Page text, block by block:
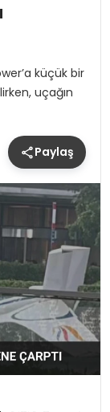
küçük bir
uçağın
Paylaş